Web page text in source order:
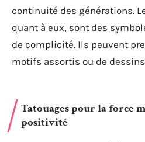
continuité des générations.
quant à eux, sont des
de complicité. Ils peuvent
motifs assortis ou de
Tatouages pour la force
positivité